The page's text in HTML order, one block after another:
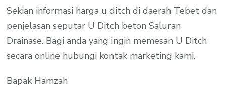
Sekian informasi harga u ditch di daerah Tebet dan
penjelasan seputar U Ditch beton Saluran
Drainase. Bagi anda yang ingin memesan U Ditch
secara online hubungi kontak marketing kami.
Bapak Hamzah